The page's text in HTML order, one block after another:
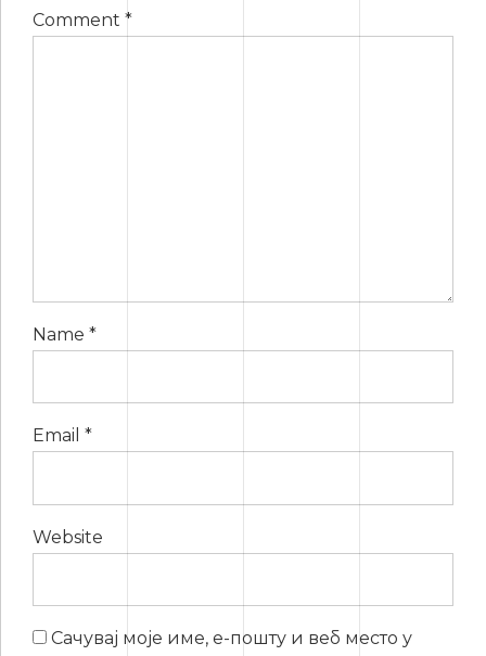
Comment *
Name *
Email *
Website
Сачувај моје име, е-пошту и веб место у